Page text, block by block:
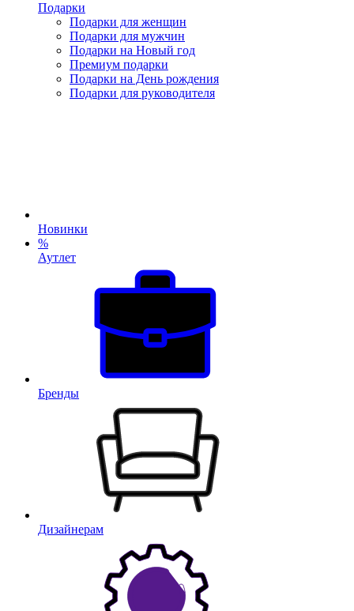
Подарки
Подарки для женщин
Подарки для мужчин
Подарки на Новый год
Премиум подарки
Подарки на День рождения
Подарки для руководителя
Новинки
%
Аутлет
Бренды
Дизайнерам